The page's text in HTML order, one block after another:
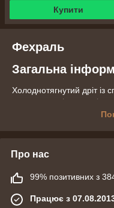
Купити
Фехраль
Загальна
Холоднотягнутий дріт
для елементів опору і
Fechroma® 23
Висока стійкість до
природою хімічно
захисного оксидного
фехралей,
Про нас
99% позитивних з 384
Працює з